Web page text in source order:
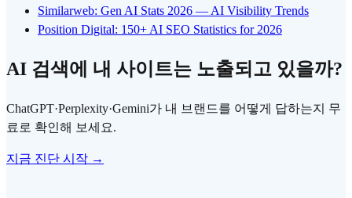
Similarweb: Gen AI Stats 2026 — AI Visibility Trends
Position Digital: 150+ AI SEO Statistics for 2026
AI 검색에 내 사이트는 노출되고 있을까?
ChatGPT·Perplexity·Gemini가 내 브랜드를 어떻게 답하는지 무
료로 확인해 보세요.
지금 진단 시작 →